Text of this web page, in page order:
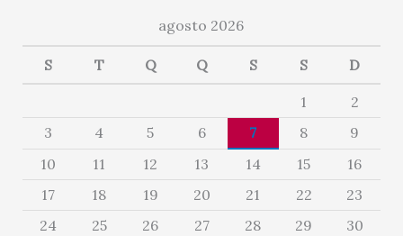
agosto 2026
S T Q Q S S D
1
2
3
4 5 6 7 8
9
10
11 12 13 14 15
16
17
18 19 20 21 22
23
24
25 26 27 28 29
30